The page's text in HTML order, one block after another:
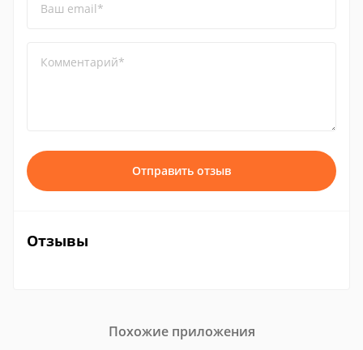
Ваш email*
Комментарий*
Отправить отзыв
Отзывы
Похожие приложения